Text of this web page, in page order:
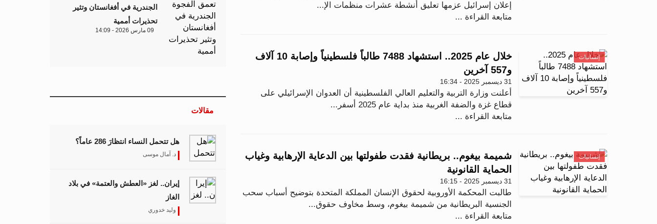
إعلان إسرائيل عزمها تعليق أنشطة عشرات منظمات الإ...
متابعة القراءة ...
إنسانيات
خلال عام 2025.. استشهاد 7488 طالباً فلسطينياً وإصابة 10 آلاف
و557 آخرين
31 ديسمبر 2025 - 16:34
أعلنت وزارة التربية والتعليم العالي الفلسطينية أن العدوان الإسرائيلي على
قطاع غزة والضفة الغربية منذ بداية عام 2025 أسفر...
متابعة القراءة ...
إنسانيات
شميمة بيغوم.. بريطانية فقدت طفولتها بين الدعاية الإرهابية وغياب
الحماية القانونية
31 ديسمبر 2025 - 16:15
طالبت المحكمة الأوروبية لحقوق الإنسان المملكة المتحدة بتوضيح أسباب سحب
الجنسية البريطانية من شميمة بيغوم، وسط مخاوف حقوق...
متابعة القراءة ...
الجندرية في أفغانستان وتثير
تحذيرات أممية
09 مارس 2026 - 14:09
مقالات
هل تتحمل النساء انتظارَ 286 عاماً؟
د. آمال موسى
إيران.. لغز «العطش والعتمة» في بلاد
الغاز
وليد خدوري